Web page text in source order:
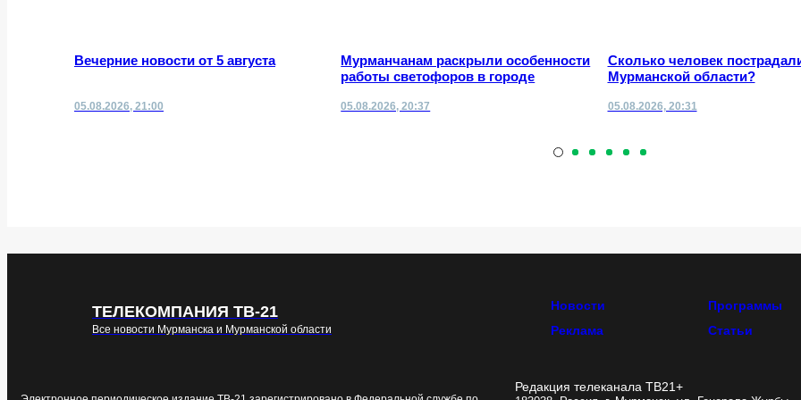
Вечерние новости от 5 августа
05.08.2026, 21:00
Мурманчанам раскрыли особенности
работы светофоров в городе
05.08.2026, 20:37
Сколько человек
Мурманской области?
05.08.2026, 20:31
ТЕЛЕКОМПАНИЯ ТВ-21
Все новости Мурманска и Мурманской области
Новости Программы
Реклама
Статьи
Редакция телеканала ТВ21+